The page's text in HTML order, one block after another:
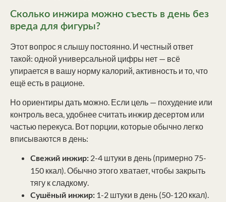
Сколько инжира можно съесть в день без
вреда для фигуры?
Этот вопрос я слышу постоянно. И честный ответ
такой: одной универсальной цифры нет — всё
упирается в вашу норму калорий, активность и то, что
ещё есть в рационе.
Но ориентиры дать можно. Если цель — похудение или
контроль веса, удобнее считать инжир десертом или
частью перекуса. Вот порции, которые обычно легко
вписываются в день:
Свежий инжир: 2-4 штуки в день (примерно 75-
150 ккал). Обычно этого хватает, чтобы закрыть
тягу к сладкому.
Сушёный инжир: 1-2 штуки в день (50-120 ккал).